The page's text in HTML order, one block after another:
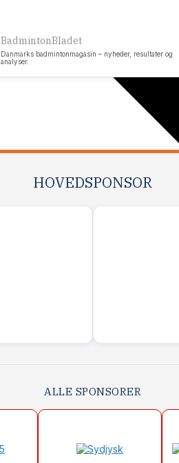
BadmintonBladet
Danmarks badmintonmagasin – nyheder, resultater og
analyser.
HOVEDSPONSOR
ALLE SPONSORER